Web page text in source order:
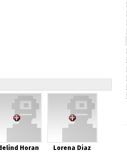
Horan Lorena Diaz